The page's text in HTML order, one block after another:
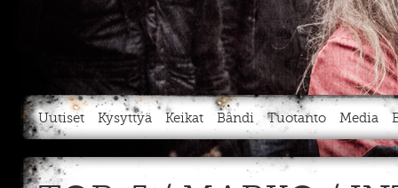
Uutiset Kysyttyä Keikat Bändi Tuotanto Media